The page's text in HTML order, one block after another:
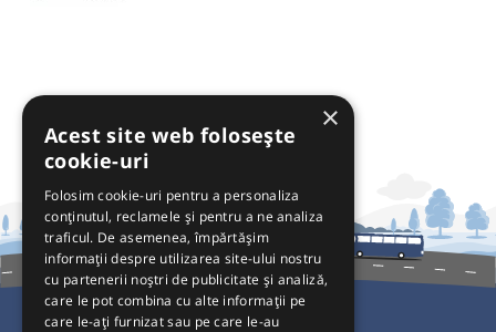
×
Acest site web folosește
cookie-uri
Folosim cookie-uri pentru a personaliza
conținutul, reclamele și pentru a ne analiza
traficul. De asemenea, împărtășim
informații despre utilizarea site-ului nostru
cu partenerii noștri de publicitate și analiză,
care le pot combina cu alte informații pe
care le-ați furnizat sau pe care le-au